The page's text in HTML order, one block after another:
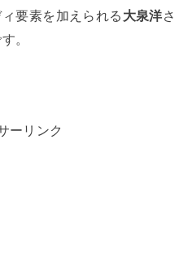
要素を加えられる 大泉洋さ
。
ーリンク